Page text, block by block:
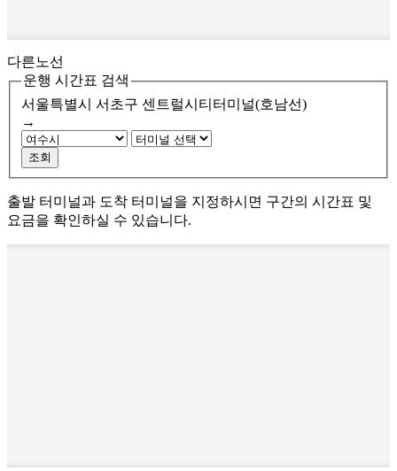
다른노선
운행 시간표 검색
서울특별시 서초구 센트럴시티터미널(호남선)
→
조회
출발 터미널과 도착 터미널을 지정하시면 구간의 시간표 및
요금을 확인하실 수 있습니다.